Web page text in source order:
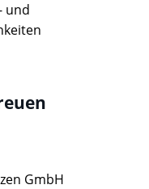
und
GmbH